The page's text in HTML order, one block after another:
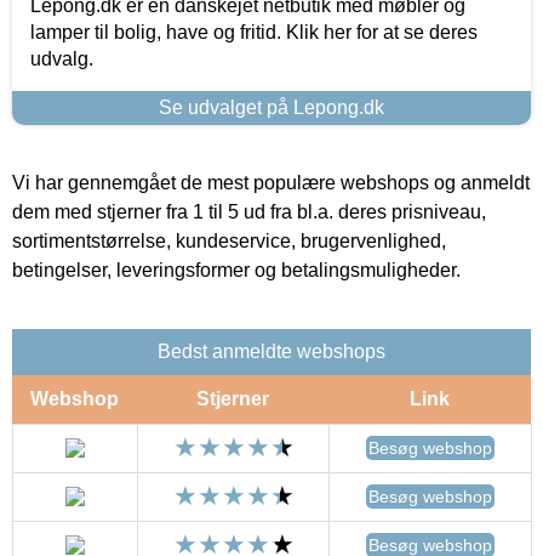
Lepong.dk er en danskejet netbutik med møbler og
lamper til bolig, have og fritid. Klik her for at se deres
udvalg.
Se udvalget på Lepong.dk
Vi har gennemgået de mest populære webshops og anmeldt
dem med stjerner fra 1 til 5 ud fra bl.a. deres prisniveau,
sortimentstørrelse, kundeservice, brugervenlighed,
betingelser, leveringsformer og betalingsmuligheder.
Bedst anmeldte webshops
Webshop Stjerner Link
Besøg webshop
Besøg webshop
Besøg webshop